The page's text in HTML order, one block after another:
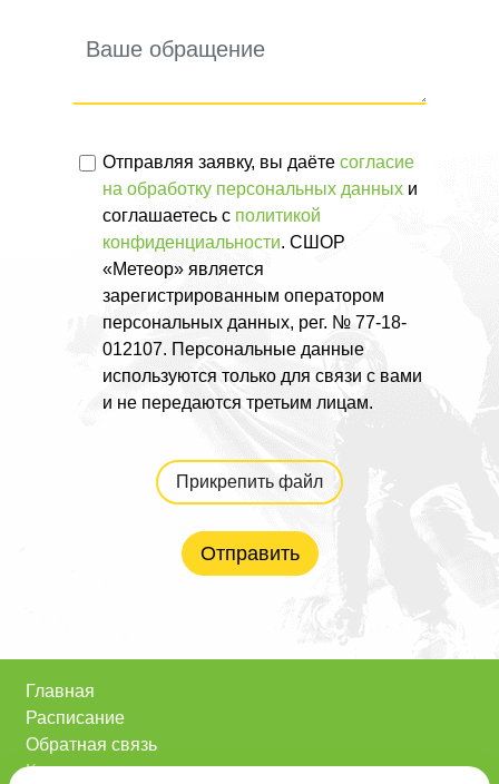
Отправляя заявку, вы даёте согласие
на обработку персональных данныхи
соглашаетесь с политикой
конфиденциальности. СШОР
«Метеор» является
зарегистрированным оператором
персональных данных, рег. № 77-18-
012107. Персональные данные
используются только для связи с вами
и не передаются третьим лицам.
Прикрепить файл
Отправить
Главная
Расписание
Обратная связь
Контакты